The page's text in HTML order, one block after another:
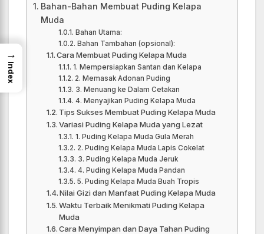
Bahan-Bahan Membuat Puding Kelapa
Muda
Bahan Utama:
Bahan Tambahan (opsional):
Cara Membuat Puding Kelapa Muda
1. Mempersiapkan Santan dan Kelapa
2. Memasak Adonan Puding
3. Menuang ke Dalam Cetakan
4. Menyajikan Puding Kelapa Muda
Tips Sukses Membuat Puding Kelapa Muda
Variasi Puding Kelapa Muda yang Lezat
1. Puding Kelapa Muda Gula Merah
2. Puding Kelapa Muda Lapis Cokelat
3. Puding Kelapa Muda Jeruk
4. Puding Kelapa Muda Pandan
5. Puding Kelapa Muda Buah Tropis
Nilai Gizi dan Manfaat Puding Kelapa Muda
Waktu Terbaik Menikmati Puding Kelapa
Muda
Cara Menyimpan dan Daya Tahan Puding
→
Index